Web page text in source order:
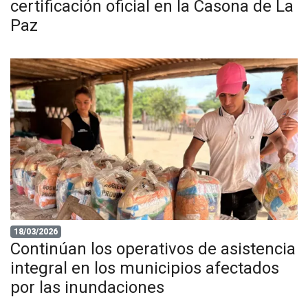
certificación oficial en la Casona de La
Paz
18/03/2026
Continúan los operativos de asistencia
integral en los municipios afectados
por las inundaciones